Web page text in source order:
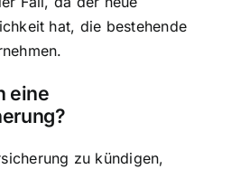
hat, die bestehende
eine
zu kündigen,